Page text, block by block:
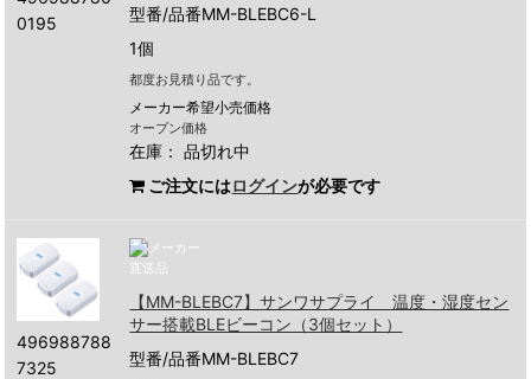
0195
型番/品番MM-BLEBC6-L
1個
都度お見積り品です。
メーカー希望小売価格
オープン価格
在庫：品切れ中
ご注文にはログインが必要です
496988788
7325
【MM-BLEBC7】サンワサプライ 温度・湿度セン
サー搭載BLEビーコン（3個セット）
型番/品番MM-BLEBC7